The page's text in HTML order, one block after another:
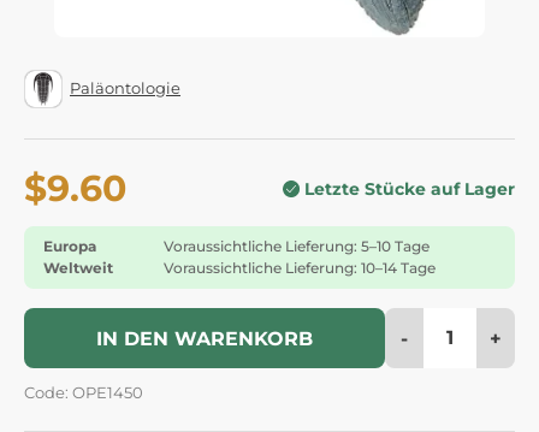
Paläontologie
$9.60 Letzte Stücke auf Lager
Europa
Voraussichtliche Lieferung: 5–10 Tage
Weltweit
Voraussichtliche Lieferung: 10–14 Tage
IN DEN WARENKORB - +
Code: OPE1450